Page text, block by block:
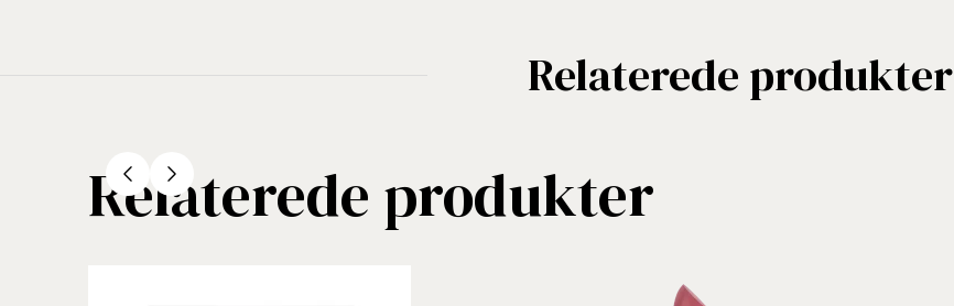
Relaterede produkter
Relaterede produkter